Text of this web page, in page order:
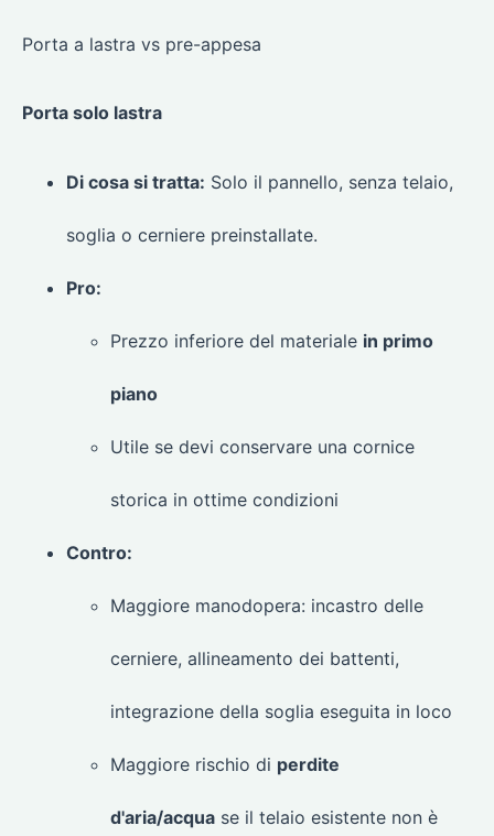
Porta a lastra vs pre-appesa
Porta solo lastra
Di cosa si tratta: Solo il pannello, senza telaio,
soglia o cerniere preinstallate.
Pro:
Prezzo inferiore del materiale in primo
piano
Utile se devi conservare una cornice
storica in ottime condizioni
Contro:
Maggiore manodopera: incastro delle
cerniere, allineamento dei battenti,
integrazione della soglia eseguita in loco
Maggiore rischio di perdite
d'aria/acqua se il telaio esistente non è